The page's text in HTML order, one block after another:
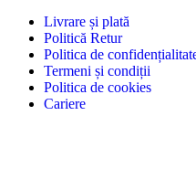
Livrare și plată
Politică Retur
Politica de
Termeni și condiții
Politica de cookies
Cariere